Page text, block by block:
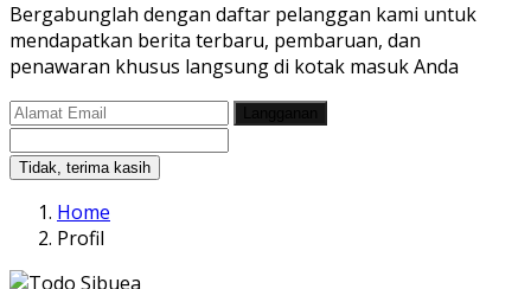
Bergabunglah dengan daftar pelanggan kami untuk
mendapatkan berita terbaru, pembaruan, dan
penawaran khusus langsung di kotak masuk Anda
Tidak, terima kasih
Home
Profil